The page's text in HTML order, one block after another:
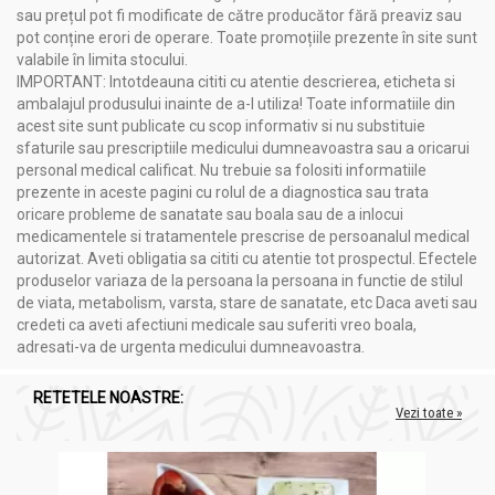
Administrare
Glicerina vegetala puritate 99,5% 100ml - HERBAL SANA
Mod de utilizare în cosmetică
este un produs ce nu se folosește ca atare pe piele, doar
ca ingredient în preparate cosmetice
inclus în creme, loțiuni, tonere, lapte de corp, geluri și
produse emulsionate, dozat în general la 1-5%
glicerina nefiind sensibilă la încălzire, se va socoti ca
ingredient în faza apoasă a emulsiilor
ca ingredient în preparate ce se aplică local pe zone cu
pielea rugoasă, crăpată sau aspră, dozat până la 8%
în geluri de duș, cleansere, șampoane, dozaj 1-10%
în macerate hidroglicerinice 50-70%
se clătesc de pe piele, determină un efect contrar și
anume secarea pielii, atrăgând la suprafață apa din
straturile mai adânci ale pielii
în balsam de buze, alifii, unt de corp sau alte compoziții
sau prețul pot fi modificate de către producător fără preaviz sau
pot conține erori de operare. Toate promoțiile prezente în site sunt
valabile în limita stocului.
IMPORTANT: Intotdeauna cititi cu atentie descrierea, eticheta si
ambalajul produsului inainte de a-l utiliza! Toate informatiile din
acest site sunt publicate cu scop informativ si nu substituie
sfaturile sau prescriptiile medicului dumneavoastra sau a oricarui
personal medical calificat. Nu trebuie sa folositi informatiile
prezente in aceste pagini cu rolul de a diagnostica sau trata
oricare probleme de sanatate sau boala sau de a inlocui
medicamentele si tratamentele prescrise de persoanalul medical
autorizat. Aveti obligatia sa cititi cu atentie tot prospectul. Efectele
produselor variaza de la persoana la persoana in functie de stilul
de viata, metabolism, varsta, stare de sanatate, etc Daca aveti sau
credeti ca aveti afectiuni medicale sau suferiti vreo boala,
adresati-va de urgenta medicului dumneavoastra.
RETETELE NOASTRE:
Vezi toate »